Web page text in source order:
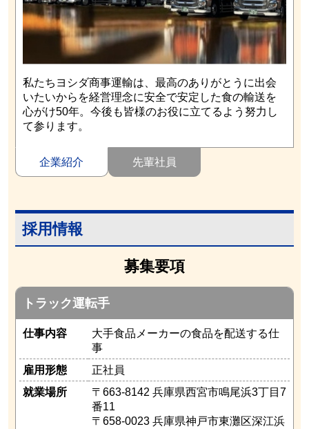
私たちヨシダ商事運輸は、最高のありがとうに出会
いたいからを経営理念に安全で安定した食の輸送を
心がけ50年。今後も皆様のお役に立てるよう努力し
て参ります。
企業紹介 先輩社員
採用情報
募集要項
トラック運転手
仕事内容
大手食品メーカーの食品を配送する仕
事
雇用形態
正社員
就業場所
〒663-8142 兵庫県西宮市鳴尾浜3丁目7
番11
〒658-0023 兵庫県神戸市東灘区深江浜